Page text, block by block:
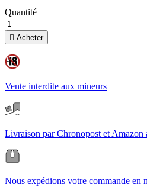
Quantité
 Acheter
Vente interdite aux mineurs
Livraison par Chronopost et
Nous expédions votre commande en